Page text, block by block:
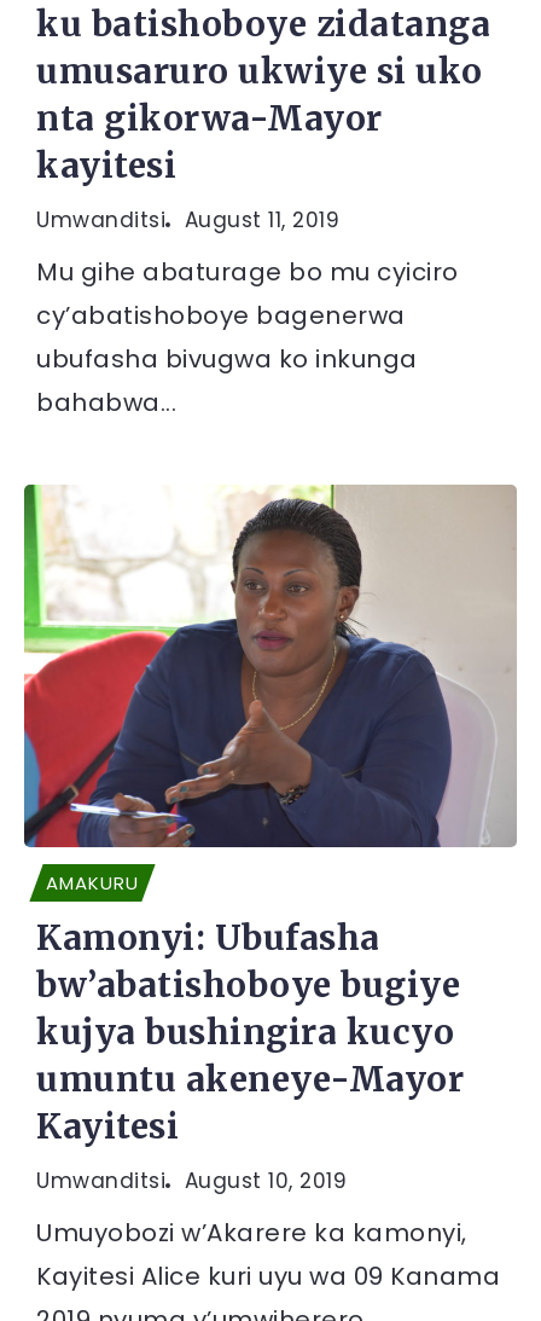
ku batishoboye zidatanga
umusaruro ukwiye si uko
nta gikorwa-Mayor
kayitesi
Umwanditsi August 11, 2019
Mu gihe abaturage bo mu cyiciro
cy’abatishoboye bagenerwa
ubufasha bivugwa ko inkunga
bahabwa...
AMAKURU
Kamonyi: Ubufasha
bw’abatishoboye bugiye
kujya bushingira kucyo
umuntu akeneye-Mayor
Kayitesi
Umwanditsi August 10, 2019
Umuyobozi w’Akarere ka kamonyi,
Kayitesi Alice kuri uyu wa 09 Kanama